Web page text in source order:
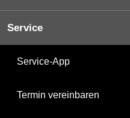
Service
Service-App
Termin vereinbaren